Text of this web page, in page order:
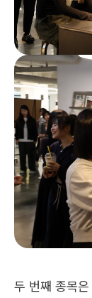
두 번째 종목은